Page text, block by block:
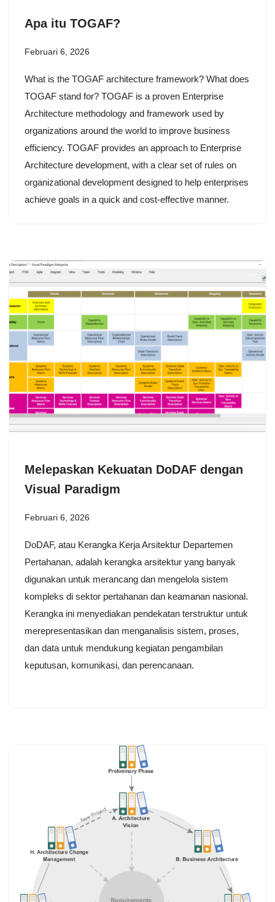
Apa itu TOGAF?
Februari 6, 2026
What is the TOGAF architecture framework? What does
TOGAF stand for? TOGAF is a proven Enterprise
Architecture methodology and framework used by
organizations around the world to improve business
efficiency. TOGAF provides an approach to Enterprise
Architecture development, with a clear set of rules on
organizational development designed to help enterprises
achieve goals in a quick and cost-effective manner.
Melepaskan Kekuatan DoDAF dengan
Visual Paradigm
Februari 6, 2026
DoDAF, atau Kerangka Kerja Arsitektur Departemen
Pertahanan, adalah kerangka arsitektur yang banyak
digunakan untuk merancang dan mengelola sistem
kompleks di sektor pertahanan dan keamanan nasional.
Kerangka ini menyediakan pendekatan terstruktur untuk
merepresentasikan dan menganalisis sistem, proses,
dan data untuk mendukung kegiatan pengambilan
keputusan, komunikasi, dan perencanaan.